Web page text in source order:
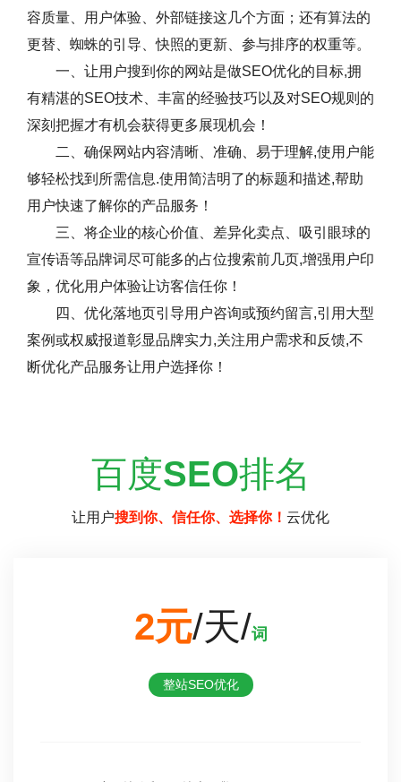
容质量、用户体验、外部链接这几个方面；还有算法的
更替、蜘蛛的引导、快照的更新、参与排序的权重等。
一、让用户搜到你的网站是做SEO优化的目标,拥
有精湛的SEO技术、丰富的经验技巧以及对SEO规则的
深刻把握才有机会获得更多展现机会！
二、确保网站内容清晰、准确、易于理解,使用户能
够轻松找到所需信息.使用简洁明了的标题和描述,帮助
用户快速了解你的产品服务！
三、将企业的核心价值、差异化卖点、吸引眼球的
宣传语等品牌词尽可能多的占位搜索前几页,增强用户印
象，优化用户体验让访客信任你！
四、优化落地页引导用户咨询或预约留言,引用大型
案例或权威报道彰显品牌实力,关注用户需求和反馈,不
断优化产品服务让用户选择你！
百度SEO排名
让用户搜到你、信任你、选择你！ 云优化
2元/天/词
整站SEO优化